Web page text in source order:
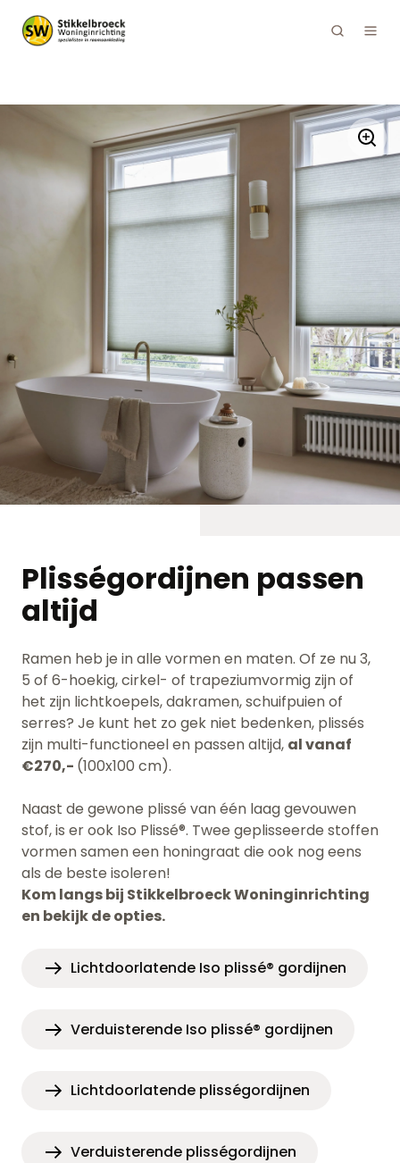
Plisségordijnen passen
altijd
Ramen heb je in alle vormen en maten. Of ze nu 3,
5 of 6-hoekig, cirkel- of trapeziumvormig zijn of
het zijn lichtkoepels, dakramen, schuifpuien of
serres? Je kunt het zo gek niet bedenken, plissés
zijn multi-functioneel en passen altijd, al vanaf
€270,- (100x100 cm).
Naast de gewone plissé van één laag gevouwen
stof, is er ook Iso Plissé®. Twee geplisseerde stoffen
vormen samen een honingraat die ook nog eens
als de beste isoleren!
Kom langs bij Stikkelbroeck Woninginrichting
en bekijk de opties.
Lichtdoorlatende Iso plissé® gordijnen
Verduisterende Iso plissé® gordijnen
Lichtdoorlatende plisségordijnen
Verduisterende plisségordijnen